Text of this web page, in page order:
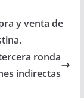
y venta de
ronda
indirectas